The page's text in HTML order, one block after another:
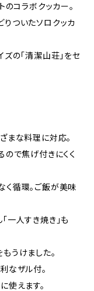
のコラボクッカー。
ついたソロクッカ
ズの「清潔山荘」をセ
まな料理に対応。
ので焦げ付きにくく
く循環。ご飯が美味
一人すき焼き」も
うけました。
なザル付。
使えます。